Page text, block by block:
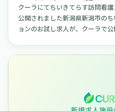
クーラにてちいきてらす訪問看
公開されました新潟県新潟市の
ョンのお試し求人が、クーラで